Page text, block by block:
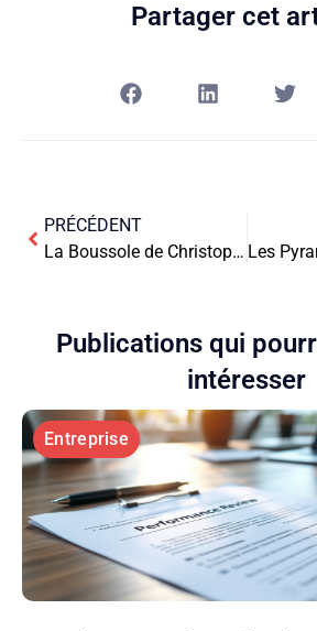
Partager cet
PRÉCÉDENT
La Boussole de Christophe Colomb : Orienter sa Vision Entrepreneuriale
Publications qui
intéresser
Entreprise